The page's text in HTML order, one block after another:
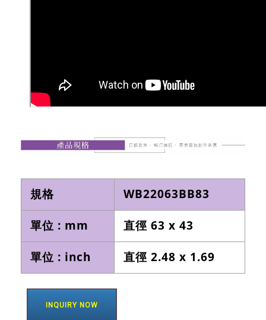
規格 WB22063BB83
單位 : mm 直徑 63 x 43
單位 : inch 直徑 2.48 x 1.69
INQUIRY NOW